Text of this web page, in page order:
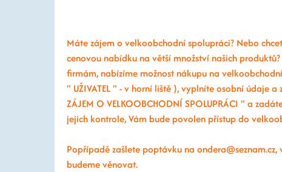
Máte zájem o velkoobchodní spolupráci? Nebo
cenovou nabídku na větší množství našich
firmám, nabízíme možnost nákupu na
" UŽIVATEL " - v horní liště ), vyplníte osobní údaje
ZÁJEM O VELKOOBCHODNÍ SPOLUPRÁCI " a
jejich kontrole, Vám bude povolen přístup do
Popřípadě zašlete poptávku na ondera@seznam.cz,
budeme věnovat.